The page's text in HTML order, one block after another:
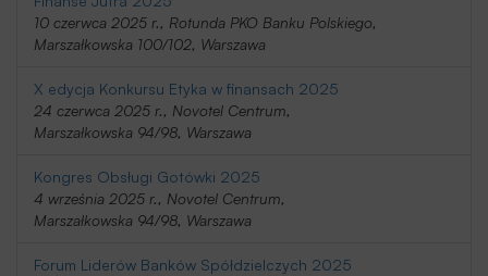
10 czerwca 2025 r., Rotunda PKO Banku Polskiego,
Marszałkowska 100/102, Warszawa
X edycja Konkursu Etyka w finansach 2025
24 czerwca 2025 r., Novotel Centrum,
Marszałkowska 94/98, Warszawa
Kongres Obsługi Gotówki 2025
4 września 2025 r., Novotel Centrum,
Marszałkowska 94/98, Warszawa
Forum Liderów Banków Spółdzielczych 2025